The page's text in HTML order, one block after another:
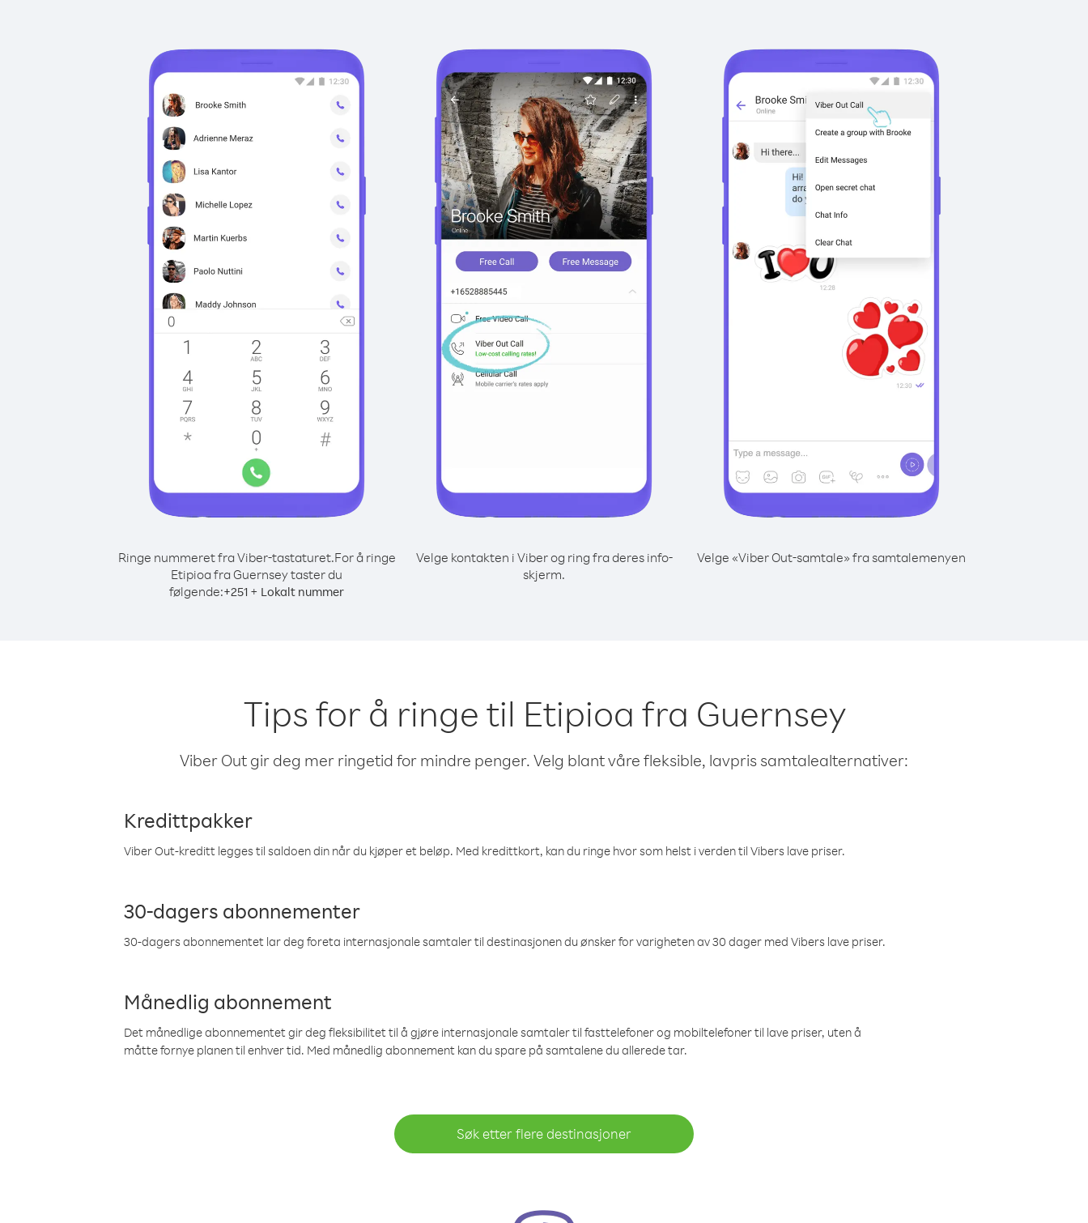
Ringe nummeret fra Viber-tastaturet.For å ringe
Etipioa fra Guernsey taster du
følgende:+251 + Lokalt nummer
Velge kontakten i Viber og ring fra deres info-
skjerm.
Velge «Viber Out-samtale» fra samtalemenyen
Tips for å ringe til Etipioa fra Guernsey
Viber Out gir deg mer ringetid for mindre penger. Velg blant våre fleksible, lavpris samtalealternativer:
Kredittpakker
Viber Out-kreditt legges til saldoen din når du kjøper et beløp. Med kredittkort, kan du ringe hvor som helst i verden til Vibers lave priser.
30-dagers abonnementer
30-dagers abonnementet lar deg foreta internasjonale samtaler til destinasjonen du ønsker for varigheten av 30 dager med Vibers lave priser.
Månedlig abonnement
Det månedlige abonnementet gir deg fleksibilitet til å gjøre internasjonale samtaler til fasttelefoner og mobiltelefoner til lave priser, uten å
måtte fornye planen til enhver tid. Med månedlig abonnement kan du spare på samtalene du allerede tar.
Søk etter flere destinasjoner